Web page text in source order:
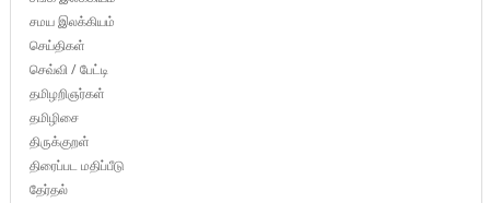
சமய இலக்கியம்
செய்திகள்
செவ்வி / பேட்டி
தமிழறிஞர்கள்
தமிழிசை
திருக்குறள்
திரைப்பட மதிப்பீடு
தேர்தல்